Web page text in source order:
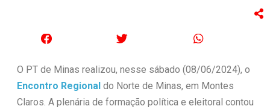
O PT de Minas realizou, nesse sábado (08/06/2024), o
Encontro Regionaldo Norte de Minas, em Montes
Claros. A plenária de formação política e eleitoral contou